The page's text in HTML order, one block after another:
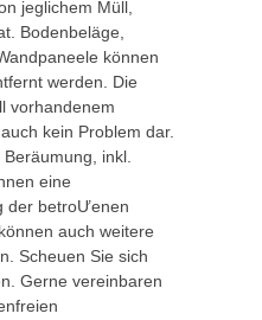
jeglichem Müll,
Bodenbeläge,
können
werden. Die
vorhandenem
kein Problem dar.
inkl.
eine
der betroƯenen
auch weitere
Scheuen Sie sich
Gerne vereinbaren